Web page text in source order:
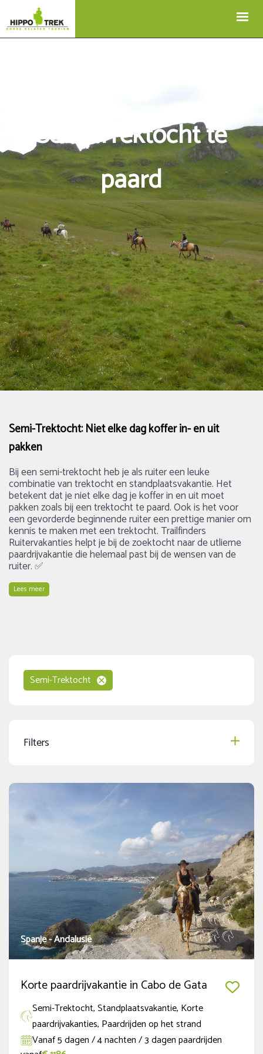
Semi-Trektocht te
paard
Semi-Trektocht: Niet elke dag koffer in- en uit
pakken
Bij een semi-trektocht heb je als ruiter een leuke
combinatie van trektocht en standplaatsvakantie. Het
betekent dat je niet elke dag je koffer in en uit moet
pakken zoals bij een trektocht te paard. Ook is het voor
een gevorderde beginnende ruiter een prettige manier om
kennis te maken met een trektocht. Trailfinders
Ruitervakanties helpt je bij de zoektocht naar de utlieme
paardrijvakantie die helemaal past bij de wensen van de
ruiter. ✅
Lees meer
Semi-Trektocht
Filters
Trektocht
(4)
Semi-Trektocht
(42)
Standplaatsvakantie
(17)
Safari te paard in Afrika
(5)
Speciale aanbiedingen
Data 2027 online
Land
Spanje - Andalusië
Korte paardrijvakantie in Cabo de Gata
Semi-Trektocht, Standplaatsvakantie, Korte
paardrijvakanties, Paardrijden op het strand
Vanaf 5 dagen / 4 nachten / 3 dagen paardrijden